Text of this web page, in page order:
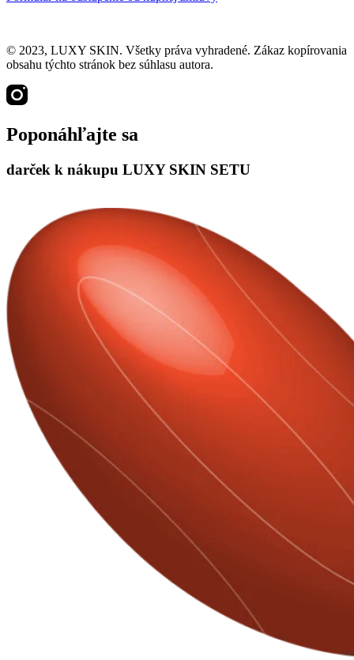
© 2023, LUXY SKIN. Všetky práva vyhradené. Zákaz kopírovania
obsahu týchto stránok bez súhlasu autora.
Poponáhľajte sa
darček k nákupu LUXY SKIN SETU